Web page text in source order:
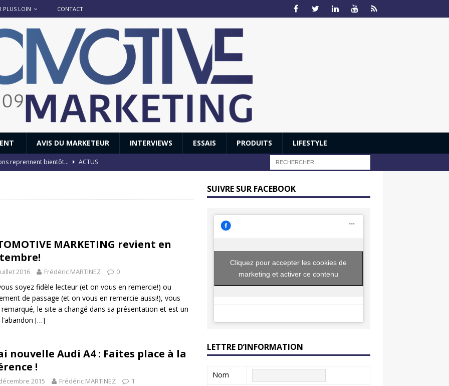
PLUS LOIN CONTACT
AVIS DU MARKETEUR INTERVIEWS ESSAIS PRODUITS LIFESTYLE
reprennent bientôt…
ACTUS
Honda dévoile un spot publicitaire… confiné! ACTUS
MARKETING revient en
2016 Frédéric MARTINEZ 0
soyez fidèle lecteur (et on vous en remercie!) ou
de passage (et on vous en remercie aussi!), vous
remarqué, le site a changé dans sa présentation et est un
[…]
nouvelle Audi A4 : Faites place à la
!
2015 Frédéric MARTINEZ 1
SUIVRE SUR FACEBOOK
Cliquez pour accepter les cookies de
marketing et activer ce contenu
LETTRE D’INFORMATION
Nom